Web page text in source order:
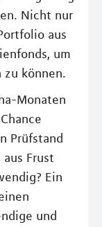
Nicht nur
aus
um
zu können.
Monaten
Prüfstand
Frust
Ein
und